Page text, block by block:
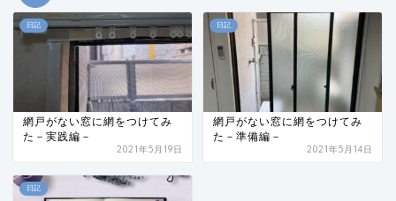
日記
網戸がない窓に網をつけてみ
た－実践編－
2021年5月19日
日記
網戸がない窓に網をつけてみ
た－準備編－
2021年5月14日
日記